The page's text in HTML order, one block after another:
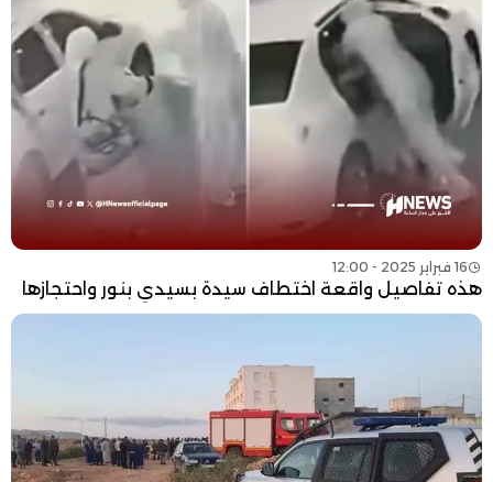
16 فبراير 2025 - 12:00
هذه تفاصيل واقعة اختطاف سيدة بسيدي بنور واحتجازها